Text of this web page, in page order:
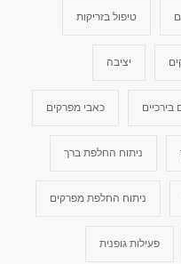
טיפול בזריקות
יציבה
בירכיים כאבי מפרקים
ניתוח החלפת ברך
ניתוח החלפת מפרקים
פעילות גופנית